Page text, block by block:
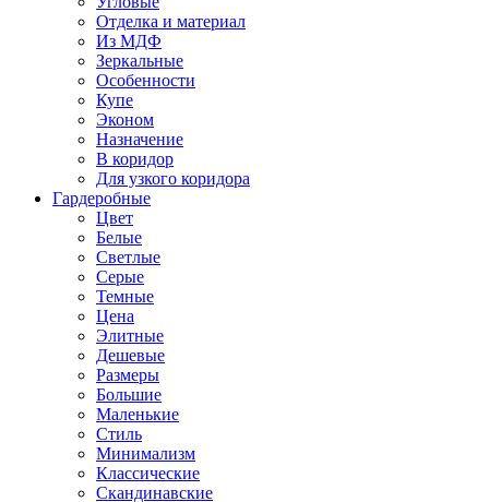
Отделка и материал
Из МДФ
Зеркальные
Особенности
Купе
Эконом
Назначение
В коридор
Для узкого коридора
Гардеробные
Цвет
Белые
Светлые
Серые
Темные
Цена
Элитные
Дешевые
Размеры
Большие
Маленькие
Стиль
Минимализм
Классические
Скандинавские